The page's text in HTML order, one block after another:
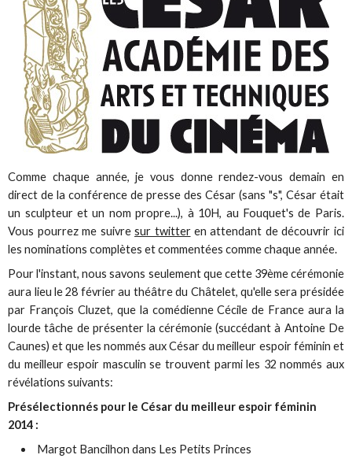
Comme chaque année, je vous donne rendez-vous demain en
direct de la conférence de presse des César (sans "s", César était
un sculpteur et un nom propre...), à 10H, au Fouquet's de Paris.
Vous pourrez me suivresur twitteren attendant de découvrir ici
les nominations complètes et commentées comme chaque année.
Pour l'instant, nous savons seulement que cette 39ème cérémonie
aura lieu le 28 février au théâtre du Châtelet, qu'elle sera présidée
par François Cluzet, que la comédienne Cécile de France aura la
lourde tâche de présenter la cérémonie (succédant à Antoine De
Caunes) et que les nommés aux César du meilleur espoir féminin et
du meilleur espoir masculin se trouvent parmi les 32 nommés aux
révélations suivants:
Présélectionnés pour le César du meilleur espoir féminin
2014 :
Margot Bancilhon dans Les Petits Princes